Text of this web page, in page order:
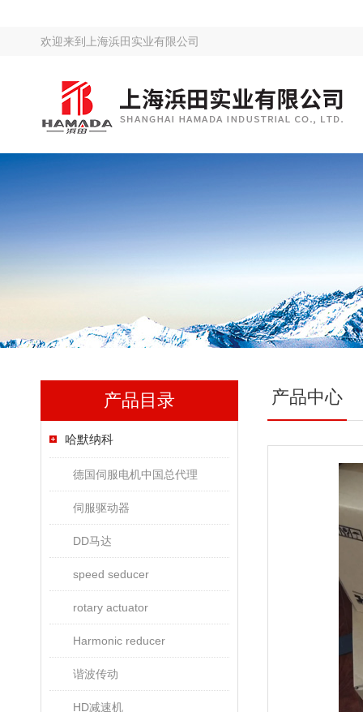
欢迎来到 上海浜田实业有限公司
产品目录
哈默纳科
德国伺服电机中国总代理
伺服驱动器
DD马达
speed seducer
rotary actuator
Harmonic reducer
谐波传动
HD减速机
产品中心